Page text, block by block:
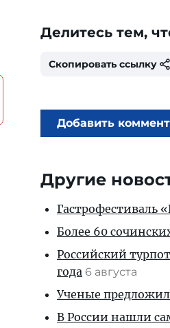
Делитесь тем,
Скопировать ссылку
Добавить
Другие
Гастрофестиваль
Более 60
Российский
года 6 августа
Ученые
В России нашли